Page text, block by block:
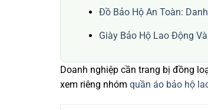
Đồ Bảo Hộ An Toàn:
Giày Bảo Hộ Lao Động
Doanh nghiệp cần trang bị đồng
xem riêng nhóm quần áo bảo hộ